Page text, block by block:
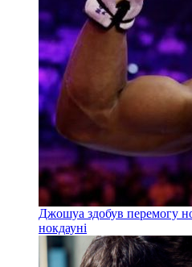
Джошуа здобув перемогу
нокдауні